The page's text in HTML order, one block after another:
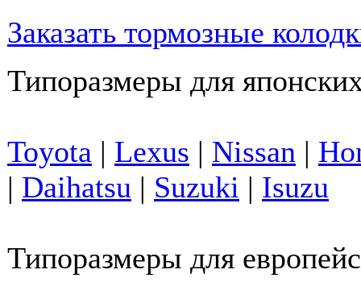
Заказать тормозные
Типоразмеры для
Toyota | Lexus | Nissan |
| Daihatsu | Suzuki | Isuzu
Типоразмеры для